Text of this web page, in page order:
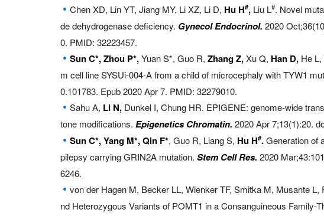
Chen XD, Lin YT, Jiang MY, Li XZ, Li D, Hu H#, Liu L#. Novel
de dehydrogenase deficiency. Gynecol Endocrinol. 2020
0. PMID: 32223457.
Sun C*, Zhou P*,Yuan S*, Guo R, Zhang Z,Xu Q, Han D, He
m cell line SYSUi-004-A from a child of microcephaly with TYW1
0.101783. Epub 2020 Apr 7. PMID: 32279010.
Sahu A, Li N, Dunkel I, Chung HR. EPIGENE: genome-wide
tone modifications. Epigenetics Chromatin. 2020 Apr 7;13(1):20.
Sun C*, Yang M*, Qin F*, Guo R, Liang S, Hu H#.Generation of
pilepsy carrying GRIN2A mutation. Stem Cell Res. 2020
6246.
von der Hagen M, Becker LL, Wienker TF, Smitka M, Musante L,
nd Heterozygous Variants of POMT1 in a Consanguineous